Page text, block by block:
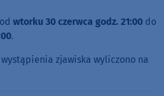
wtorku 30 czerwca godz. 21:00 do
.
zjawiska wyliczono na